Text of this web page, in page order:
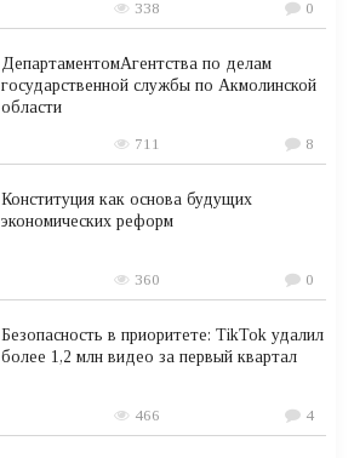
338 0
ДепартаментомАгентства по делам
государственной службы по Акмолинской
области
711 8
Конституция как основа будущих
экономических реформ
360 0
Безопасность в приоритете: TikTok удалил
более 1,2 млн видео за первый квартал
466 4